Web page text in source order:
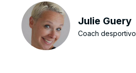
Julie Guery
Coach desportivo